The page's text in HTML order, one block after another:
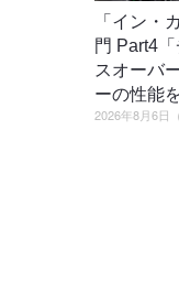
「イン・
門 Part4
スオーバ
ーの性能
2026年8月6日